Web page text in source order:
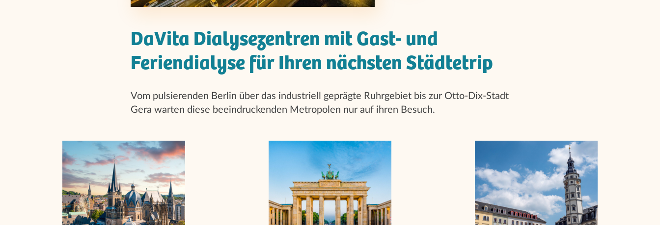
DaVita Dialysezentren mit Gast- und
Feriendialyse für Ihren nächsten Städtetrip
Vom pulsierenden Berlin über das industriell geprägte Ruhrgebiet bis zur Otto-Dix-Stadt
Gera warten diese beeindruckenden Metropolen nur auf ihren Besuch.